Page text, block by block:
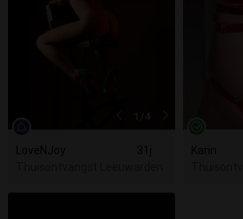
1 /4
LoveNJoy
31j
Karin